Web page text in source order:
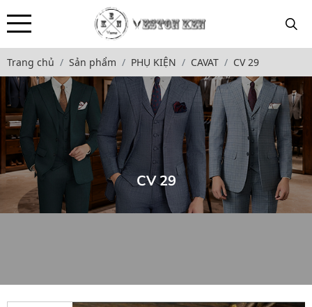
Trang chủ Sản phẩm PHỤ KIỆN CAVAT CV 29
CV 29